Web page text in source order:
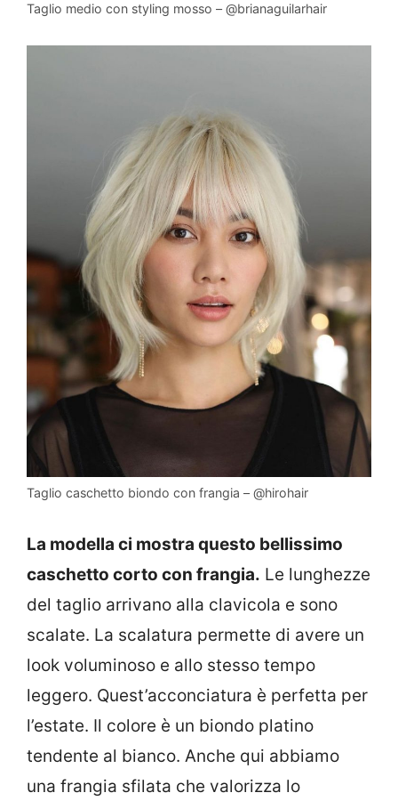
Taglio medio con styling mosso – @brianaguilarhair
Taglio caschetto biondo con frangia – @hirohair
La modella ci mostra questo bellissimo
caschetto corto con frangia. Le lunghezze
del taglio arrivano alla clavicola e sono
scalate. La scalatura permette di avere un
look voluminoso e allo stesso tempo
leggero. Quest’acconciatura è perfetta per
l’estate. Il colore è un biondo platino
tendente al bianco. Anche qui abbiamo
una frangia sfilata che valorizza lo